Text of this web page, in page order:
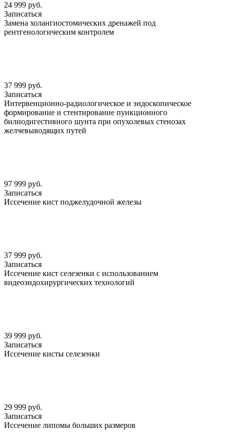
24 999 руб.
Записаться
Замена холангиостомических дренажей под
рентгенологическим контролем
37 999 руб.
Записаться
Интервенционно-радиологическое и эндоскопическое
формирование и стентирование пункционного
билиодигестивного шунта при опухолевых стенозах
желчевыводящих путей
97 999 руб.
Записаться
Иссечение кист поджелудочной железы
37 999 руб.
Записаться
Иссечение кист селезенки с использованием
видеоэндохирургических технологий
39 999 руб.
Записаться
Иссечение кисты селезенки
29 999 руб.
Записаться
Иссечение липомы больших размеров